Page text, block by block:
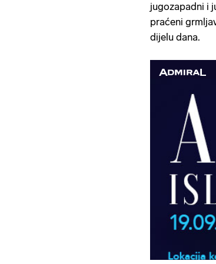
jugozapadni i
praćeni
dijelu dana.